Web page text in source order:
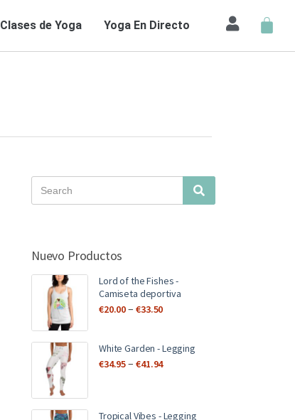
Clases de Yoga Yoga En Directo
Nuevo Productos
Lord of the Fishes -
Camiseta deportiva
€20.00–€33.50
White Garden - Legging
€34.95–€41.94
Tropical Vibes - Legging